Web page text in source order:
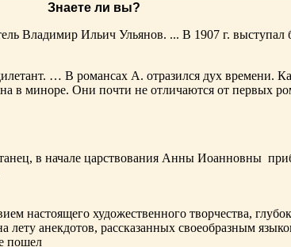
Знаете ли вы?
Владимир Ильич Ульянов. ... В 1907 г. выступал
… В романсах А. отразился дух времени.
в миноре. Они почти не отличаются от первых
в начале царствования Анны Иоанновны
настоящего художественного творчества,
анекдотов, рассказанных своеобразным
пошел